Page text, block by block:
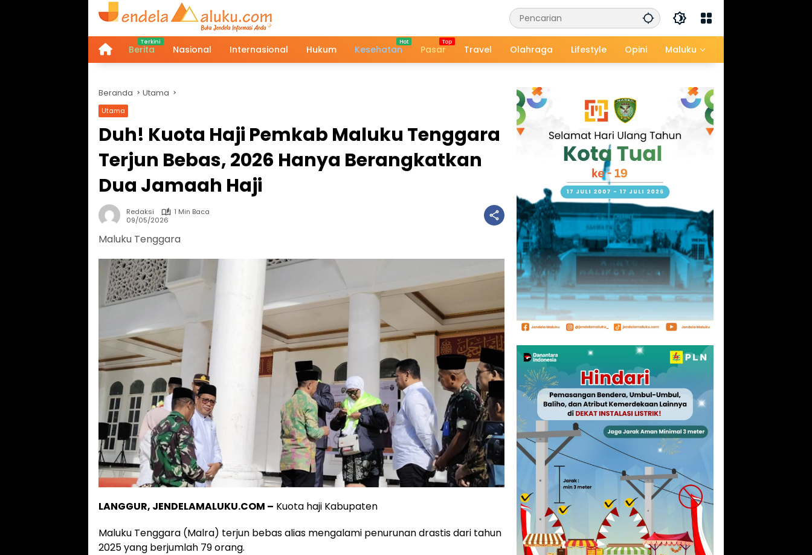
Home
Berita Nasional Internasional Hukum Kesehatan Pasar Travel Olahraga Lifestyle Opini Maluku
Beranda Utama
Utama
Duh! Kuota Haji Pemkab Maluku Tenggara
Terjun Bebas, 2026 Hanya Berangkatkan
Dua Jamaah Haji
Redaksi
1 Min Baca
09/05/2026
Maluku Tenggara
LANGGUR, JENDELAMALUKU.COM – Kuota haji Kabupaten
Maluku Tenggara (Malra) terjun bebas alias mengalami penurunan drastis dari tahun
2025 yang berjumlah 79 orang.